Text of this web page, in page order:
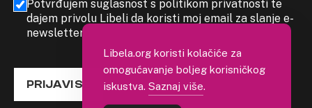
Potvrđujem suglasnost s politikom privatnosti te
dajem privolu Libeli da koristi moj email za slanje e-
newslettera
PRIJAVI SE
Libela.org koristi kolačiće za
omogućavanje boljeg korisničkog
iskustva. Saznaj više.